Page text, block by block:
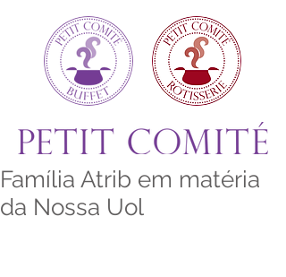
Família Atrib em matéria
da Nossa Uol